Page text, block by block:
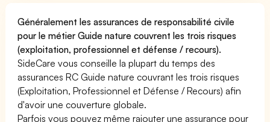
Généralement les assurances de responsabilité civile
pour le métier Guide nature couvrent les trois risques
(exploitation, professionnel et défense / recours).
SideCare vous conseille la plupart du temps des
assurances RC Guide nature couvrant les trois risques
(Exploitation, Professionnel et Défense / Recours) afin
d'avoir une couverture globale.
Parfois vous pouvez même rajouter une assurance pour